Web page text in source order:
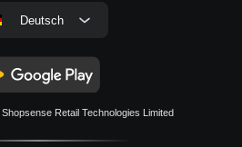
Deutsch
Shopsense Retail Technologies Limited